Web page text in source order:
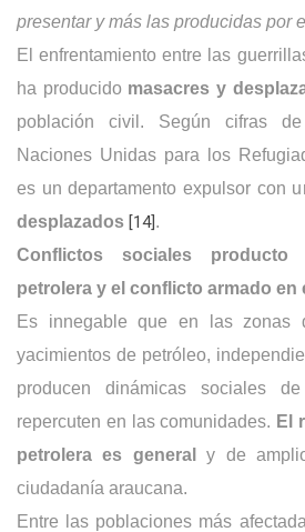
presentar y más las producidas por
El enfrentamiento entre las
ha producido masacres y
población civil. Según cifras
Naciones Unidas para los
es un departamento expulsor con
desplazados [14].
Conflictos sociales
petrolera y el conflicto armado en
Es innegable que en las zonas
yacimientos de petróleo,
producen dinámicas sociales
repercuten en las comunidades. El
petrolera es general
y de
ciudadanía araucana.
Entre las poblaciones más